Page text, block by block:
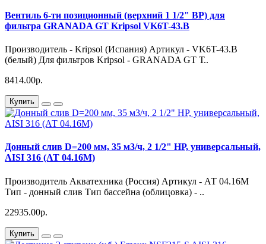
Вентиль 6-ти позиционный (верхний 1 1/2" ВР) для
фильтра GRANADA GT Kripsol VK6T-43.B
Производитель - Kripsol (Испания) Артикул - VK6T-43.B
(белый) Для фильтров Kripsol - GRANADA GT Т..
8414.00р.
Купить
Донный слив D=200 мм, 35 м3/ч, 2 1/2" НР, универсальный,
AISI 316 (АТ 04.16M)
Производитель Акватехника (Россия) Артикул - АТ 04.16М
Тип - донный слив Тип бассейна (облицовка) - ..
22935.00р.
Купить